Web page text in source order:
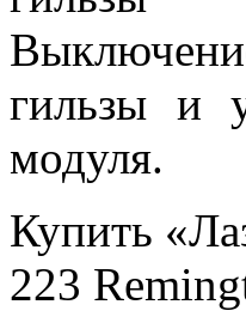
гильзы и
модуля.
Купить
223